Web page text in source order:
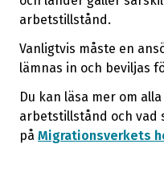
arbetstillstånd.
Vanligtvis måste en
lämnas in och beviljas
Du kan läsa mer om
arbetstillstånd och vad
på Migrationsverkets